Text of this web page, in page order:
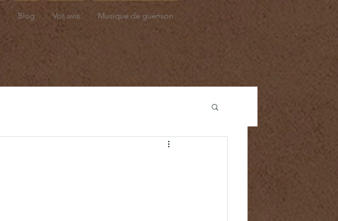
Blog Vos avis Musique de guérison